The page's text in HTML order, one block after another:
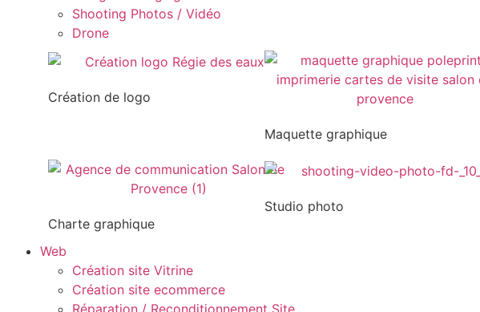
Shooting Photos / Vidéo
Drone
Création de logo
Maquette graphique
Charte graphique
Studio photo
Web
Création site Vitrine
Création site ecommerce